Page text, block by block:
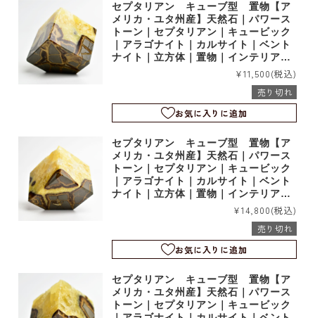
セプタリアン キューブ型 置物【ア
メリカ・ユタ州産】天然石｜パワース
トーン｜セプタリアン｜キュービック
｜アラゴナイト｜カルサイト｜ベント
ナイト｜立方体｜置物｜インテリア｜t
¥11,500(税込)
売り切れ
お気に入りに追加
セプタリアン キューブ型 置物【ア
メリカ・ユタ州産】天然石｜パワース
トーン｜セプタリアン｜キュービック
｜アラゴナイト｜カルサイト｜ベント
ナイト｜立方体｜置物｜インテリア｜t
¥14,800(税込)
売り切れ
お気に入りに追加
セプタリアン キューブ型 置物【ア
メリカ・ユタ州産】天然石｜パワース
トーン｜セプタリアン｜キュービック